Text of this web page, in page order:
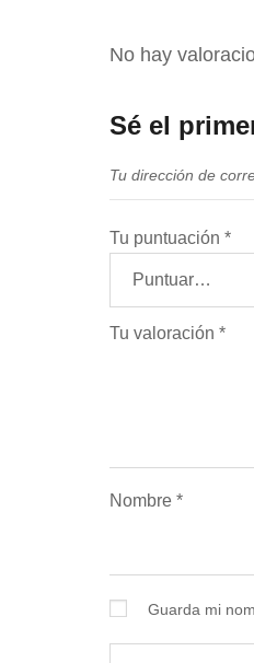
No hay
Sé el
Tu dirección de
Tu puntuación *
Tu valoración *
Nombre *
Guarda mi